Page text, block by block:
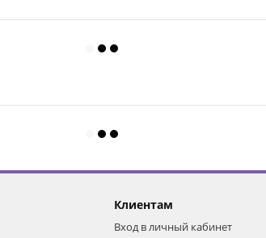
Клиентам
Вход в личный кабинет